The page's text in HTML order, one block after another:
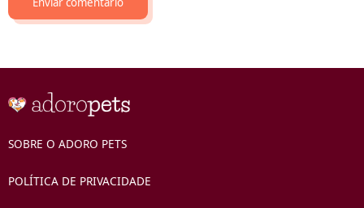
SOBRE O ADORO PETS
POLÍTICA DE PRIVACIDADE